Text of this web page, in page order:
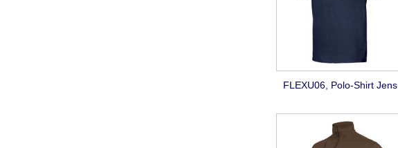
FLEXU06, Polo-Shirt Jens